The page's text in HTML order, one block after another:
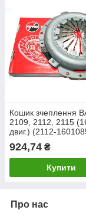
Кошик зчеплення
2109, 2112, 2115
двиг.) (2112-
2111
924,74 ₴
Купити
Про нас